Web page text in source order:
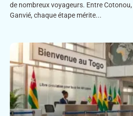
de nombreux voyageurs. Entre
Ganvié, chaque étape mérite